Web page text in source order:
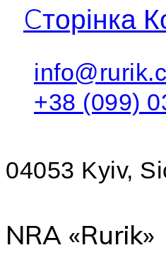
Cторінка
+38 (099)
04053 Kyiv,
NRA «Rurik»